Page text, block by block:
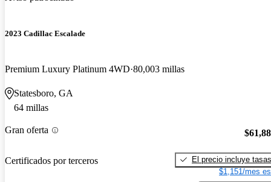
2023 Cadillac Escalade
Premium Luxury Platinum 4WD 80,003 millas
Statesboro, GA
64 millas
Gran oferta
Certificados por terceros
El precio incluye tasas
$1,151/mes